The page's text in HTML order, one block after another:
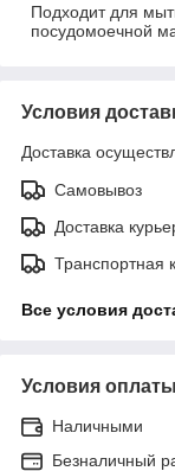
Подходит для
посудомоечной
Условия
Доставка
Самовывоз
Доставка
Транспортная
Все условия
Условия оплаты
Наличными
Безналичный